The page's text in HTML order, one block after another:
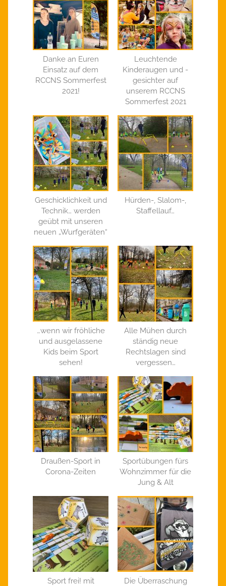
Danke an Euren
Einsatz auf dem
RCCNS Sommerfest
2021!
Leuchtende
Kinderaugen und -
gesichter auf
unserem RCCNS
Sommerfest 2021
Geschicklichkeit und
Technik… werden
geübt mit unseren
neuen „Wurfgeräten“
Hürden-, Slalom-,
Staffellauf…
…wenn wir fröhliche
und ausgelassene
Kids beim Sport
sehen!
Alle Mühen durch
ständig neue
Rechtslagen sind
vergessen…
Draußen-Sport in
Corona-Zeiten
Sportübungen fürs
Wohnzimmer für die
Jung & Alt
Sport frei! mit
Die Überraschung